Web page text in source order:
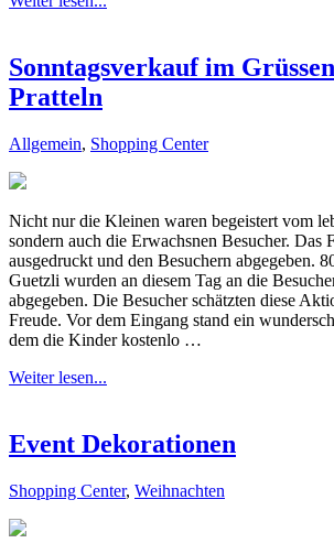
Sonntagsverkauf im
Pratteln
Allgemein, Shopping Center
Nicht nur die Kleinen waren begeistert vom
sondern auch die Erwachsnen Besucher. Das
ausgedruckt und den Besuchern abgegeben.
Guetzli wurden an diesem Tag an die
abgegeben. Die Besucher schätzten diese
Freude. Vor dem Eingang stand ein
dem die Kinder kostenlo …
Weiter lesen...
Event Dekorationen
Shopping Center, Weihnachten